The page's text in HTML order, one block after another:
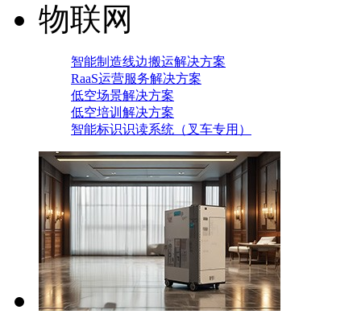
物联网
智能制造线边搬运解决方案
RaaS运营服务解决方案
低空场景解决方案
低空培训解决方案
智能标识识读系统（叉车专用）